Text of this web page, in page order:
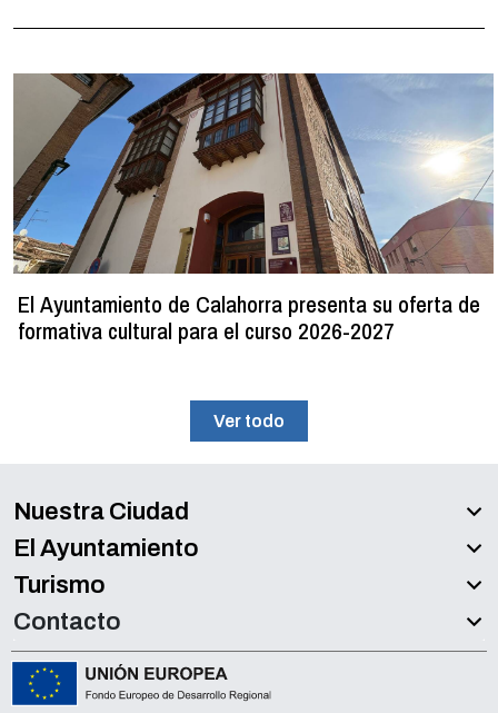
El Ayuntamiento de Calahorra presenta su oferta de
formativa cultural para el curso 2026-2027
Ver todo
Nuestra Ciudad
El Ayuntamiento
Turismo
Contacto